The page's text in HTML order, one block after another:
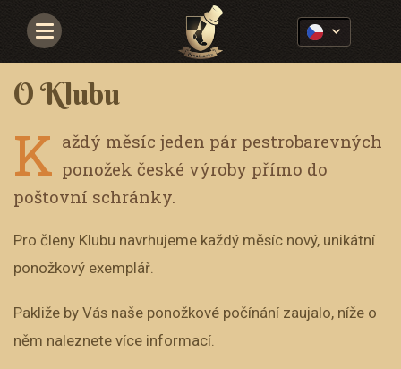
Navigace
O Klubu
K aždý měsíc jeden pár pestrobarevných
ponožek české výroby přímo do
poštovní schránky.
Pro členy Klubu navrhujeme každý měsíc nový, unikátní
ponožkový exemplář.
Pakliže by Vás naše ponožkové počínání zaujalo, níže o
něm naleznete více informací.